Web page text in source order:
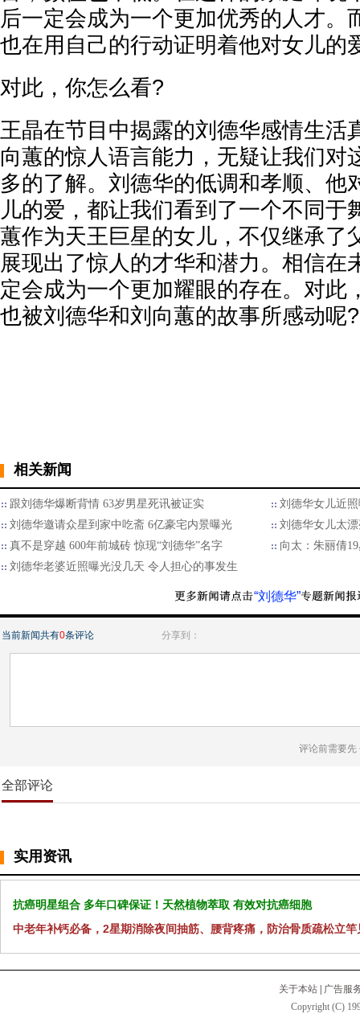
后一定会成为一个更加优秀的人才。
也在用自己的行动证明着他对女儿的
‌对此，你怎么看?‌
王晶在节目中揭露的刘德华感情生活
向蕙的惊人语言能力，无疑让我们对
多的了解。刘德华的低调和孝顺、他
儿的爱，都让我们看到了一个不同于
蕙作为天王巨星的女儿，不仅继承了
展现出了惊人的才华和潜力。相信在
定会成为一个更加耀眼的存在。对此
也被刘德华和刘向蕙的故事所感动呢?
相关新闻
跟刘德华爆断背情 63岁男星死讯被证实
刘德华女儿近
刘德华邀请众星到家中吃斋 6亿豪宅内景曝光
刘德华女儿太
真不是穿越 600年前城砖 惊现“刘德华”名字
向太：朱丽倩
刘德华老婆近照曝光没几天 令人担心的事发生
“刘德华”
当前新闻共有0条评论 分享到：
评论前需要先
全部评论
实用资讯
抗癌明星组合 多年口碑保证！天然植物萃取 有效对抗癌细胞
中老年补钙必备，2星期消除夜间抽筋、腰背疼痛，防治骨质疏松立竿
关于本站
广告服
Copyright (C)